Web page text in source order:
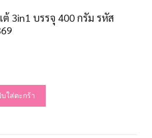
ต้ 3in1 บรรจุ 400 กรัม รหัส
ใส่ตะกร้า